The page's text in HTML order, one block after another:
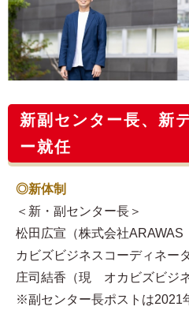
新副センター長、新
ー就任
◎新体制
＜新・副センター長＞
松田広宣（株式会社
カビズビジネスコーディネータ
庄司結香（現 オカビズビジ
※副センター長ポストは2021